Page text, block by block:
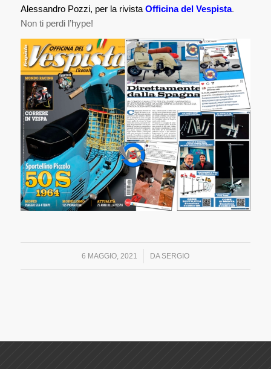
Alessandro Pozzi, per la rivista Officina del Vespista.
Non ti perdi l’hype!
6 MAGGIO, 2021
/ DA SERGIO